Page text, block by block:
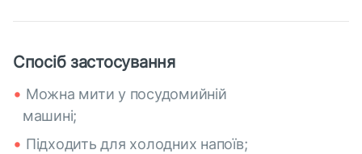
Спосіб застосування
Можна мити у посудомийній
машині;
Підходить для холодних напоїв;